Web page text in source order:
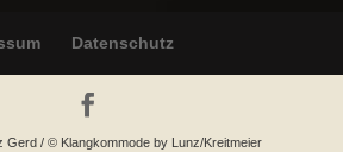
Datenschutz
Gerd / © Klangkommode by Lunz/Kreitmeier